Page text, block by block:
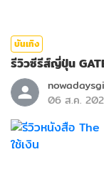
บันเทิง
รีวิวซีรีส์ญี่ปุ่น
06 ส.ค.